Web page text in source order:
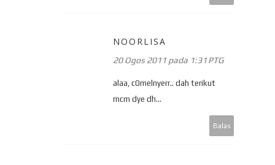
NOORLISA
20 Ogos 2011 pada 1:31 PTG
alaa, c0melnyerr.. dah terikut
mcm dye dh...
Balas